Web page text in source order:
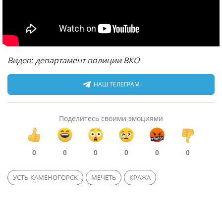
Видео: департамент полиции ВКО
НАШ ТЕЛЕГРАМ
Поделитесь своими эмоциями
0 0 0 0 0 0
УСТЬ-КАМЕНОГОРСК МЕЧЕТЬ КРАЖА